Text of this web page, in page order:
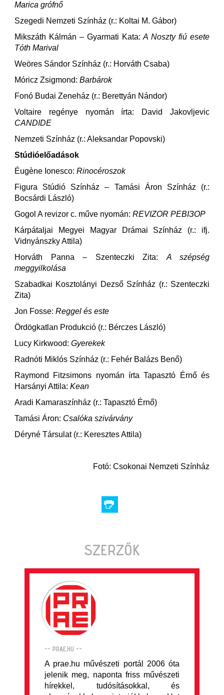
Marica grófnő
Szegedi Nemzeti Színház (r.: Koltai M. Gábor)
Mikszáth Kálmán – Gyarmati Kata:A Noszty fiú esete
Tóth Marival
Weöres Sándor Színház (r.: Horváth Csaba)
Móricz Zsigmond: Barbárok
Fonó Budai Zeneház (r.: Berettyán Nándor)
Voltaire regénye nyomán írta: David Jakovljevic
CANDIDE
Nemzeti Színház (r.: Aleksandar Popovski)
Stúdióelőadások
Éugène Ionesco: Rinocéroszok
Figura Stúdió Színház – Tamási Áron Színház (r.:
Bocsárdi László)
Gogol A revizor c. műve nyomán: REVIZOR РЕВІЗОР
Kárpátaljai Megyei Magyar Drámai Színház (r.: ifj.
Vidnyánszky Attila)
Horváth Panna – Szenteczki Zita: A szépség
meggyilkolása
Szabadkai Kosztolányi Dezső Színház (r.: Szenteczki
Zita)
Jon Fosse: Reggel és este
Ördögkatlan Produkció (r.: Bérczes László)
Lucy Kirkwood: Gyerekek
Radnóti Miklós Színház (r.: Fehér Balázs Benő)
Raymond Fitzsimons nyomán írta Tapasztó Érnő és
Harsányi Attila: Kean
Aradi Kamaraszínház (r.: Tapasztó Érnő)
Tamási Áron: Csalóka szivárvány
Déryné Társulat (r.: Keresztes Attila)
Fotó: Csokonai Nemzeti Színház
SZERZŐK
-- PRAE.HU --
A prae.hu művészeti portál 2006 óta
jelenik meg, naponta friss művészeti
hírekkel, tudósításokkal, és